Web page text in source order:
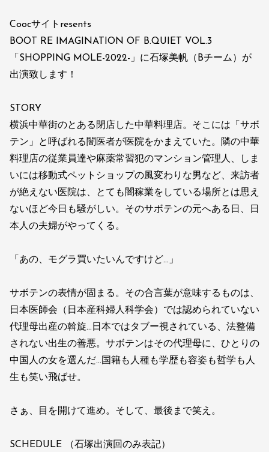
Coocサイトresents
BOOT RE IMAGINATION OF B.QUIET VOL.3
「SHOPPING MOLE-2022-」に石塚美帆（Bチーム）が
出演致します！
STORY
横浜中華街のとある閉店した中華料理店。そこには「サボ
テン」と呼ばれる闇医者が医院をかまえていた。隣の中華
料理店の従業員達や麻薬常習犯のマンション管理人、しま
いには移動式ペットショップの風変わりな男など、来訪者
が絶えない医院は、とても闇稼業をしている場所とは思え
ないほど今日も騒がしい。そのサボテンの元へある日、日
本人の夫婦がやってくる。
「あの、モグラ買いたいんですけど…」
サボテンの表情が固まる。その合言葉が意味するものは、
日本医師会（日本産科婦人科学会）では認められていない
代理母出産の斡旋…日本ではタブー視されている、法整備
されない出生の善悪。サボテンはその代理母に、ひとりの
中国人の女を選んだ…国籍も人種も学歴も容姿も哲学も人
生も笑い飛ばせ。
さぁ、目を開けて進め。そして、最後まで笑え。
SCHEDULE （石塚出演回のみ表記）